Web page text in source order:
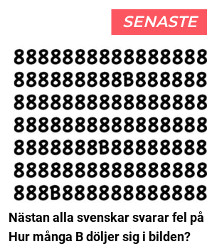
SENASTE
Nästan alla svenskar svarar fel
Hur många B döljer sig i bilden?